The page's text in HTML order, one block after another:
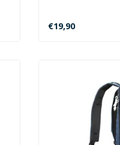
€19,90